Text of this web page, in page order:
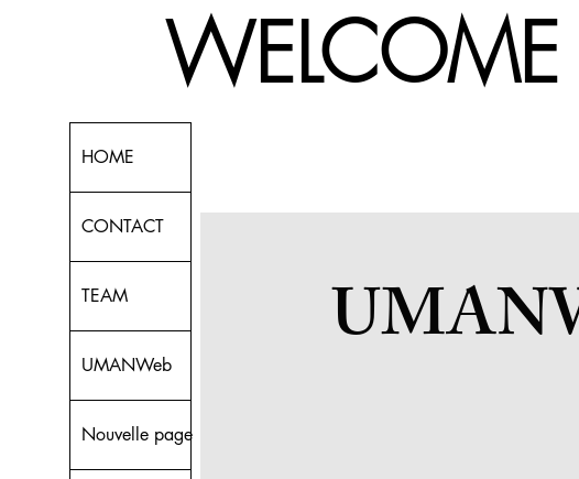
HOME
CONTACT
TEAM
UMANWeb
Nouvelle page
WELCOME